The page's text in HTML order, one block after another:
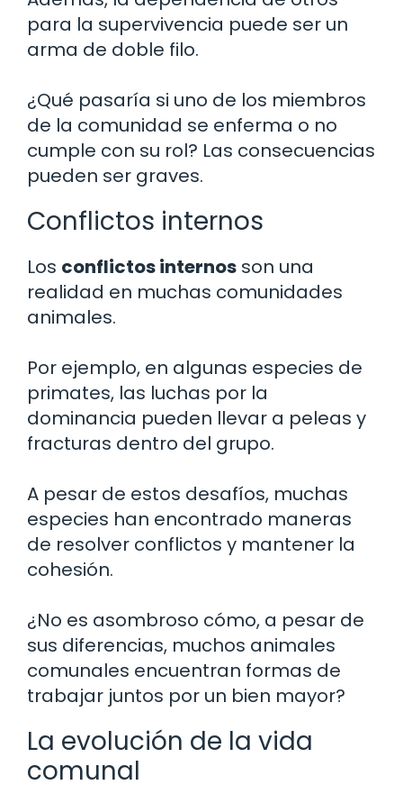
para la supervivencia puede ser un
arma de doble filo.
¿Qué pasaría si uno de los miembros
de la comunidad se enferma o no
cumple con su rol? Las consecuencias
pueden ser graves.
Conflictos internos
Los conflictos internos son una
realidad en muchas comunidades
animales.
Por ejemplo, en algunas especies de
primates, las luchas por la
dominancia pueden llevar a peleas y
fracturas dentro del grupo.
A pesar de estos desafíos, muchas
especies han encontrado maneras
de resolver conflictos y mantener la
cohesión.
¿No es asombroso cómo, a pesar de
sus diferencias, muchos animales
comunales encuentran formas de
trabajar juntos por un bien mayor?
La evolución de la vida
comunal